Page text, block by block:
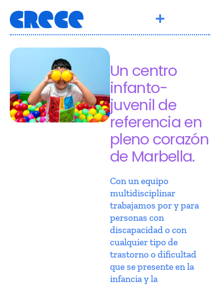
Un centro
infanto-
juvenil de
referencia en
pleno corazón
de Marbella.
Con un equipo
multidisciplinar
trabajamos por y para
personas con
discapacidad o con
cualquier tipo de
trastorno o dificultad
que se presente en la
infancia y la